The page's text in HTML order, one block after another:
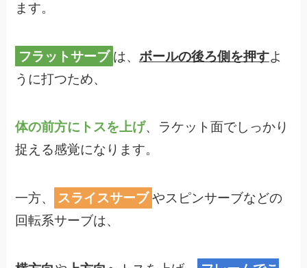
ます。
フラットサーブ は、 ボールの後ろ側を押すよ
うに打つため、
体の前方にトスを上げ、ラケット面でしっかり
捉える感覚になります。
一方、 スライスサーブ やスピンサーブなどの
回転系サーブは、